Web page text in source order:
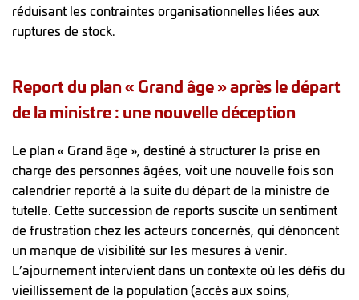
réduisant les contraintes organisationnelles liées aux
ruptures de stock.
Report du plan « Grand âge » après le départ
de la ministre : une nouvelle déception
Le plan « Grand âge », destiné à structurer la prise en
charge des personnes âgées, voit une nouvelle fois son
calendrier reporté à la suite du départ de la ministre de
tutelle. Cette succession de reports suscite un sentiment
de frustration chez les acteurs concernés, qui dénoncent
un manque de visibilité sur les mesures à venir.
L’ajournement intervient dans un contexte où les défis du
vieillissement de la population (accès aux soins,